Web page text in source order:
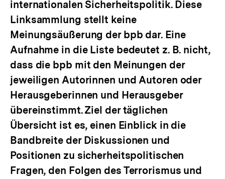
internationalen Sicherheitspolitik. Diese
Linksammlung stellt keine
Meinungsäußerung der bpb dar. Eine
Aufnahme in die Liste bedeutet z. B. nicht,
dass die bpb mit den Meinungen der
jeweiligen Autorinnen und Autoren oder
Herausgeberinnen und Herausgeber
übereinstimmt. Ziel der täglichen
Übersicht ist es, einen Einblick in die
Bandbreite der Diskussionen und
Positionen zu sicherheitspolitischen
Fragen, den Folgen des Terrorismus und